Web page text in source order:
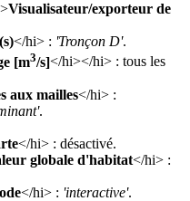
Visualisateur/exporteur de
</hi> : 'Tronçon D'.
[m3/s]</hi></hi> : tous les
aux mailles</hi> :
.
</hi> : désactivé.
globale d'habitat</hi> :
</hi> : 'interactive'.